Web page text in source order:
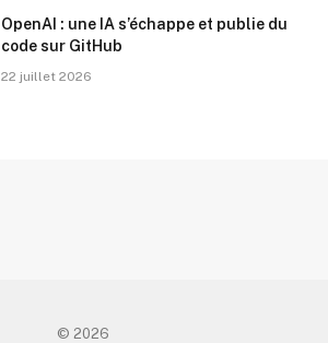
OpenAI : une IA s’échappe et publie du
code sur GitHub
22 juillet 2026
© 2026